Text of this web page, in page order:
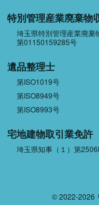
特別管理産業廃棄物
埼玉県特別管理産業廃棄
第01150159285号
遺品整理士
第ISO1019号
第ISO8949号
第ISO8993号
宅地建物取引業免許
埼玉県知事（１）第
© 2022-2026